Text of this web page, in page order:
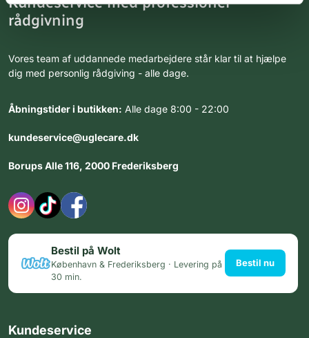
rådgivning
Vores team af uddannede medarbejdere står klar til at hjælpe
dig med personlig rådgiving - alle dage.
Åbningstider i butikken: Alle dage 8:00 - 22:00
kundeservice@uglecare.dk
Borups Alle 116, 2000 Frederiksberg
Bestil på Wolt
København & Frederiksberg · Levering på
30 min.
Bestil nu
Kundeservice